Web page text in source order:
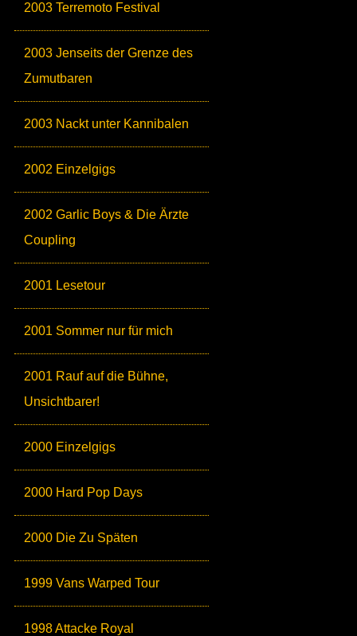
2003 Terremoto Festival
2003 Jenseits der Grenze des
Zumutbaren
2003 Nackt unter Kannibalen
2002 Einzelgigs
2002 Garlic Boys & Die Ärzte
Coupling
2001 Lesetour
2001 Sommer nur für mich
2001 Rauf auf die Bühne,
Unsichtbarer!
2000 Einzelgigs
2000 Hard Pop Days
2000 Die Zu Späten
1999 Vans Warped Tour
1998 Attacke Royal